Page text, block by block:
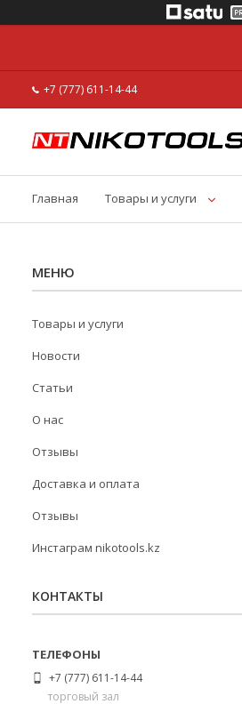
+7 (777) 611-14-44
Главная Товары и услуги
Товары и услуги
Новости
Статьи
О нас
Отзывы
Доставка и оплата
Отзывы
Инстаграм nikotools.kz
КОНТАКТЫ
+7 (777) 611-14-44
торговый зал